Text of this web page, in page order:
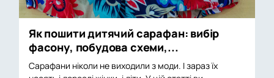
Як пошити дитячий сарафан: вибір
фасону, побудова схеми,...
Сарафани ніколи не виходили з моди. І зараз їх